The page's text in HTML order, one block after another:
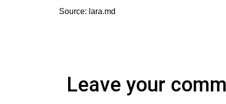
Source: lara.md
Leave your